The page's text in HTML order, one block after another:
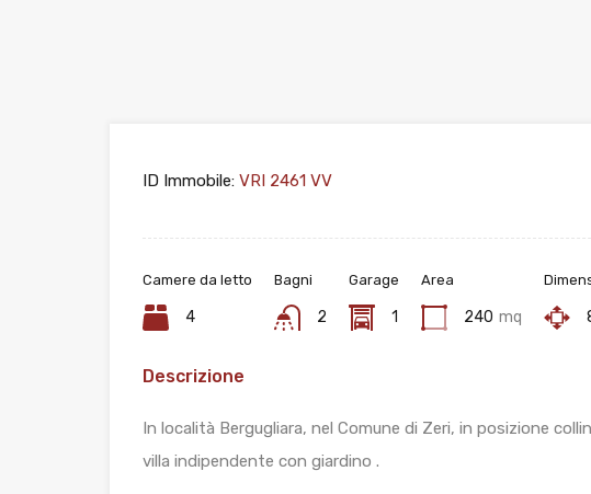
ID Immobile: VRI 2461 VV
Camere da letto
4
Bagni
2
Garage
1
Area
240 mq
Descrizione
In località Bergugliara, nel Comune di Zeri, in posizione
villa indipendente con giardino .